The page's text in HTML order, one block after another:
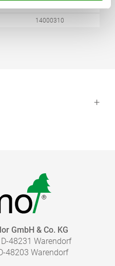
14000310
GmbH & Co. KG
48231 Warendorf
48203 Warendorf